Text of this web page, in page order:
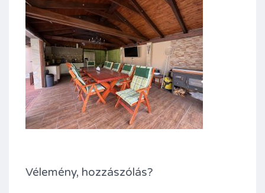
Vélemény, hozzászólás?